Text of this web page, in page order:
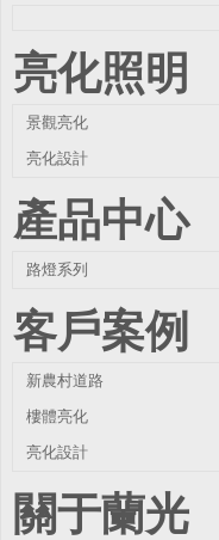
亮化照明
景觀亮化
亮化設計
產品中心
路燈系列
客戶案例
新農村道路
樓體亮化
亮化設計
關于蘭光